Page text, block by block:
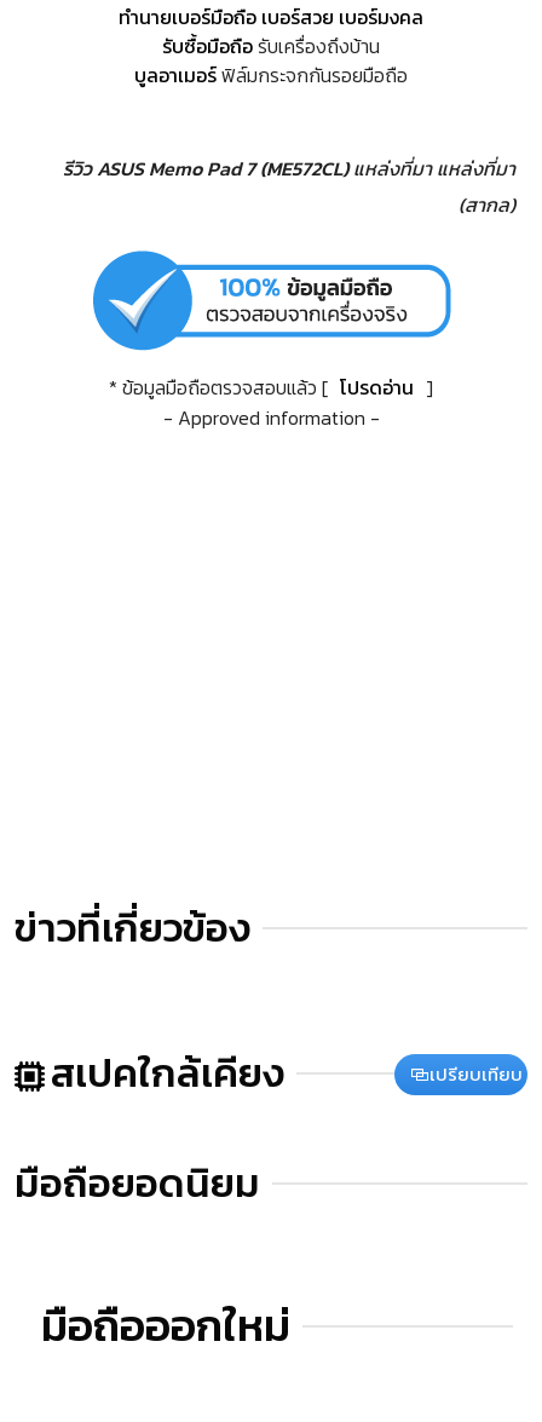
ทำนายเบอร์มือถือ เบอร์สวย เบอร์มงคล
รับซื้อมือถือรับเครื่องถึงบ้าน
บูลอาเมอร์ฟิล์มกระจกกันรอยมือถือ
รีวิว ASUS Memo Pad 7 (ME572CL) แหล่งที่มา แหล่งที่มา
(สากล)
* ข้อมูลมือถือตรวจสอบแล้ว [ โปรดอ่าน ]
- Approved information -
ข่าวที่เกี่ยวข้อง
สเปคใกล้เคียง เปรียบเทียบ
มือถือยอดนิยม
มือถือออกใหม่